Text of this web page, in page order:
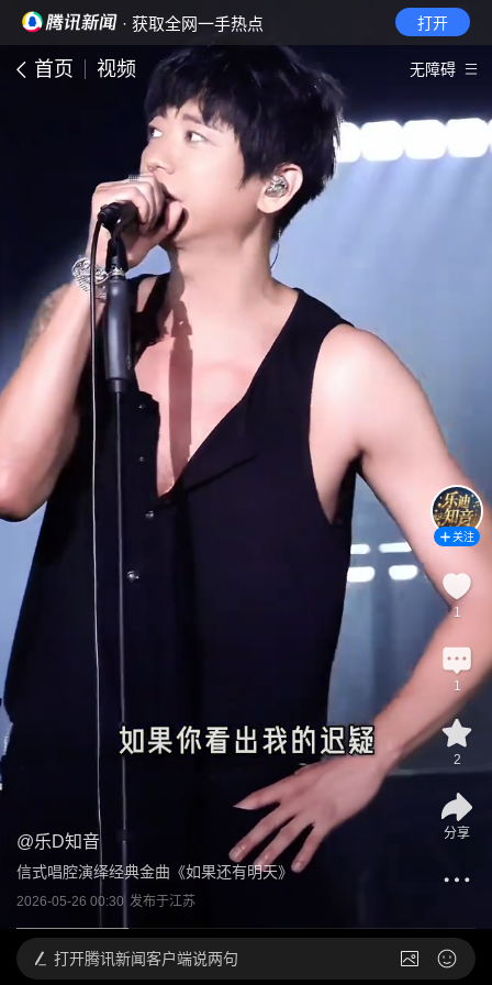
· 获取全网一手热点 打开
首页 视频 无障碍
@乐D知音
信式唱腔演绎经典金曲《如果还有明天》
2026-05-26 00:30 发布于江苏
关注
1
1
2
分享
打开腾讯新闻客户端说两句